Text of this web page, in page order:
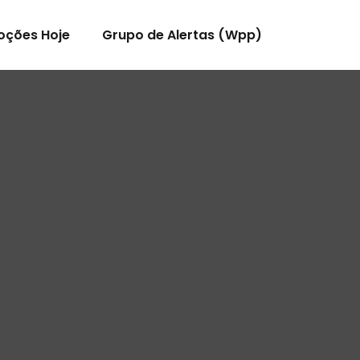
Hoje Grupo de Alertas (Wpp)